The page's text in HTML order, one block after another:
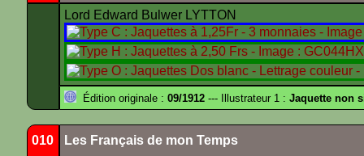
Lord Edward Bulwer LYTTON
Édition originale : 09/1912 --- Illustrateur 1 : Jaquette non
010 Les Français de mon Temps